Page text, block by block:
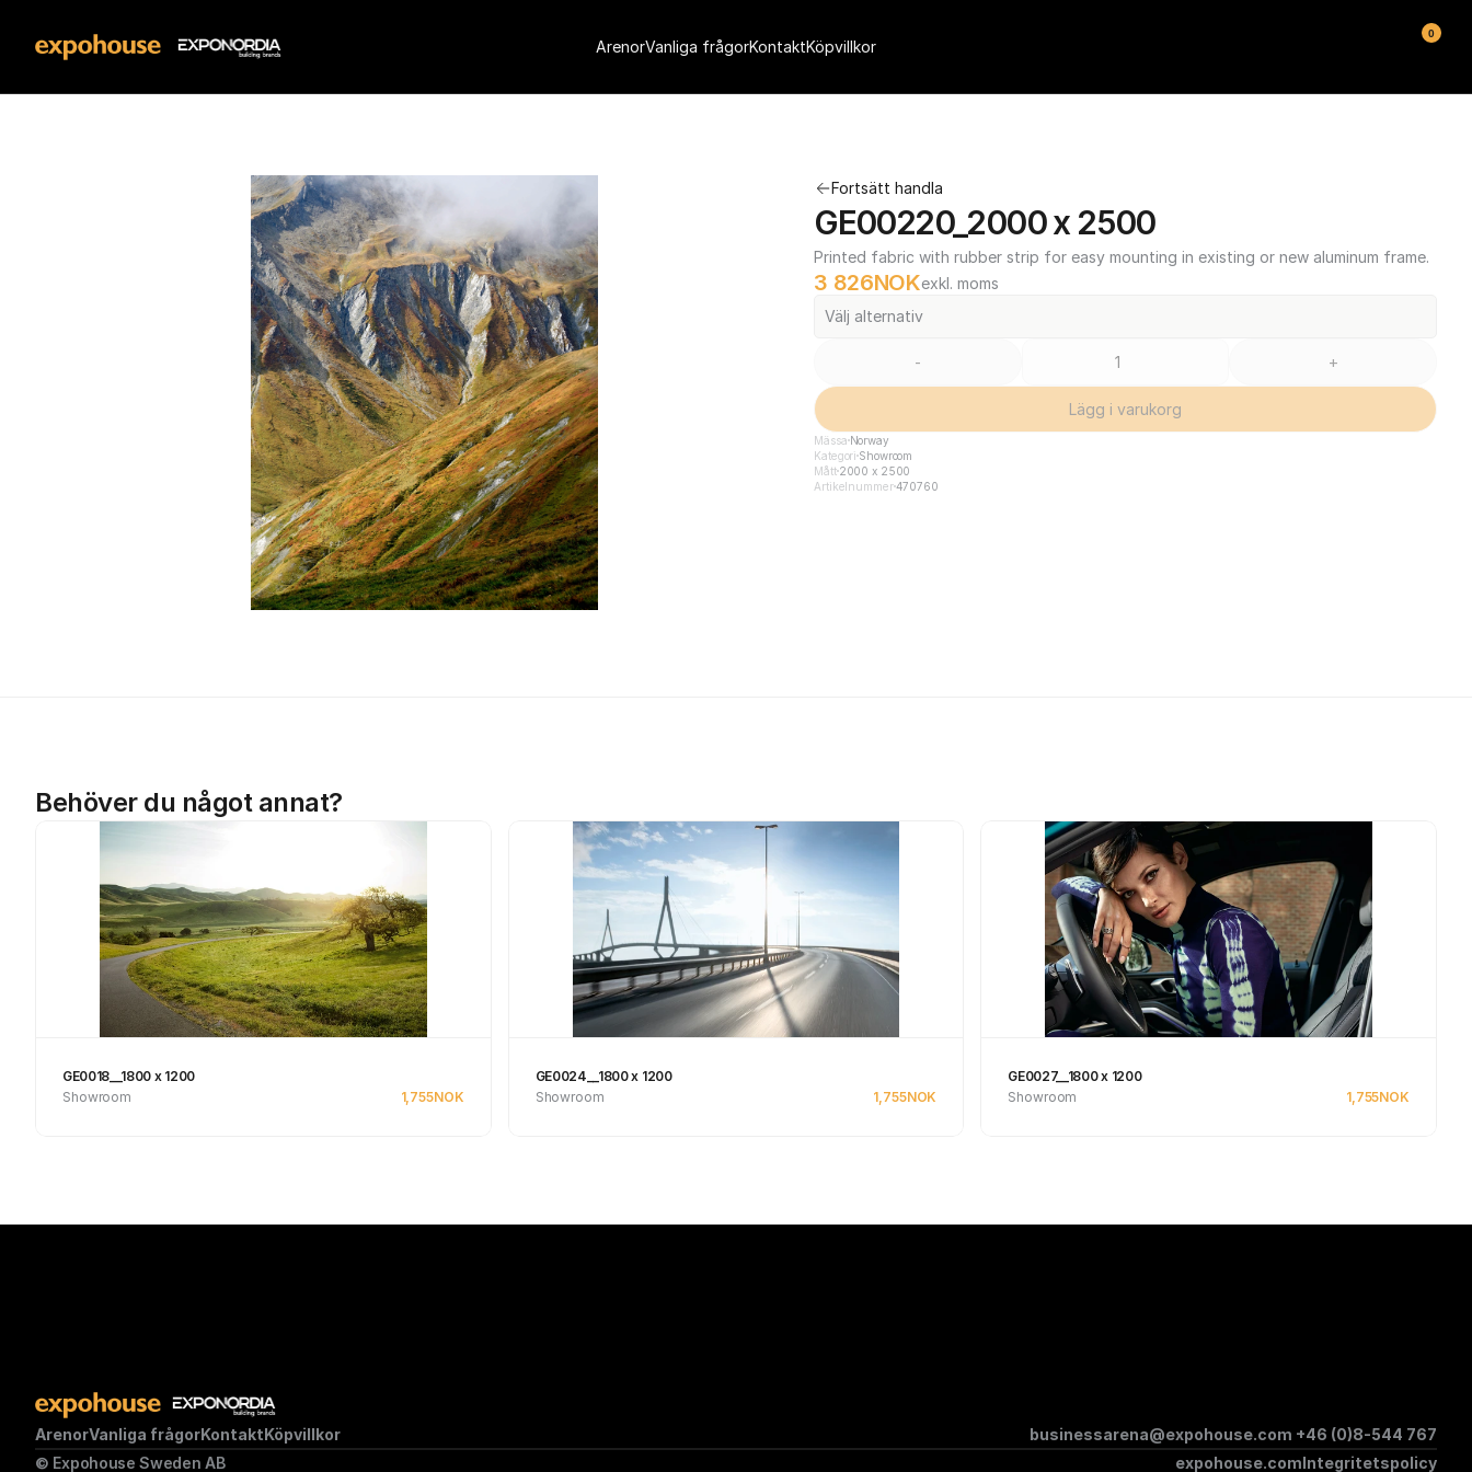
Fortsätt handla
GE00220_2000 x 2500
Printed fabric with rubber strip for easy mounting in existing or new aluminum frame.
3 826NOKexkl. moms
Välj alternativ
- +
Lägg i varukorg
Mässa Norway
Kategori Showroom
Mått2000 x 2500
Artikelnummer470760
Behöver du något annat?
GE0018__1800 x 1200
Showroom
1,755NOK
GE0024__1800 x 1200
Showroom
1,755NOK
GE0027__1800 x 1200
Showroom
1,755NOK
ArenorVanliga frågorKontaktKöpvillkor businessarena@expohouse.com +46 (0)8-544 767
© Expohouse Sweden AB
expohouse.comIntegritetspolicy
ArenorVanliga frågorKontaktKöpvillkor
0